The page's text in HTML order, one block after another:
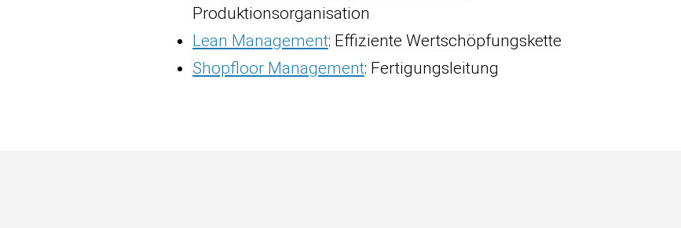
Produktionsorganisation
Lean Management: Effiziente Wertschöpfungskette
Shopfloor Management: Fertigungsleitung